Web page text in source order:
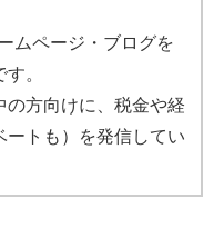
ムページ・ブログを
。
の方向けに、税金や経
ートも）を発信してい